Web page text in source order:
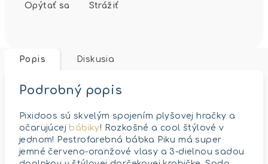
Opýtať sa Strážiť
Popis Diskusia
Podrobný popis
Pixidoos sú skvelým spojením plyšovej hračky a
očarujúcej bábiky! Rozkošné a cool štýlové v
jednom! Pestrofarebná bábka Piku má super
jemné červeno-oranžové vlasy a 3-dielnou sadou